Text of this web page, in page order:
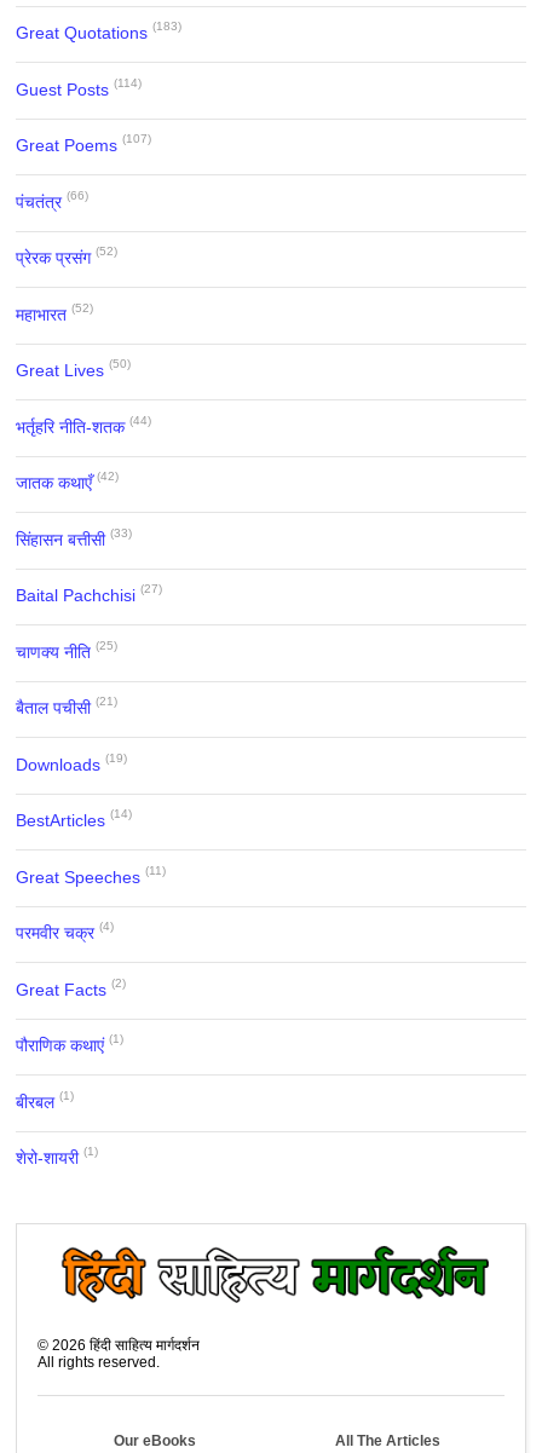
Great Quotations (183)
Guest Posts (114)
Great Poems (107)
पंचतंत्र (66)
प्रेरक प्रसंग (52)
महाभारत (52)
Great Lives (50)
भर्तृहरि नीति-शतक (44)
जातक कथाएँ (42)
सिंहासन बत्तीसी (33)
Baital Pachchisi (27)
चाणक्य नीति (25)
बैताल पचीसी (21)
Downloads (19)
BestArticles (14)
Great Speeches (11)
परमवीर चक्र (4)
Great Facts (2)
पौराणिक कथाएं (1)
बीरबल (1)
शेरो-शायरी (1)
©2026 हिंदी साहित्य मार्गदर्शन
All rights reserved.
Our eBooks All The Articles